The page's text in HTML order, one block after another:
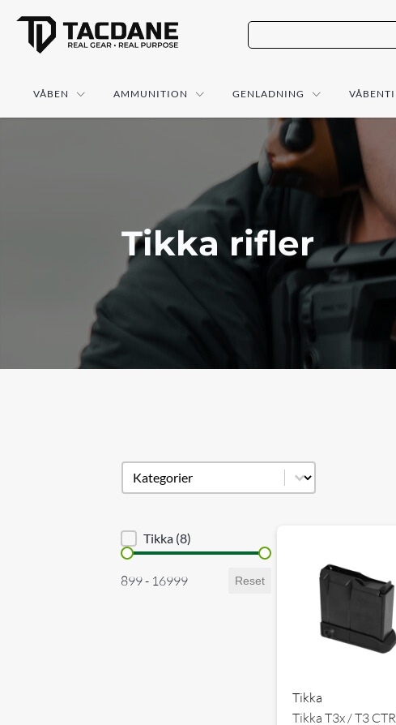
VÅBEN AMMUNITION GENLADNING
Tikka rifler
Produkt kategori
Select content
Brand sortering
Tikka (8)
Priser
899 - 16999 Reset
Tikka
Tikka T3x / T3